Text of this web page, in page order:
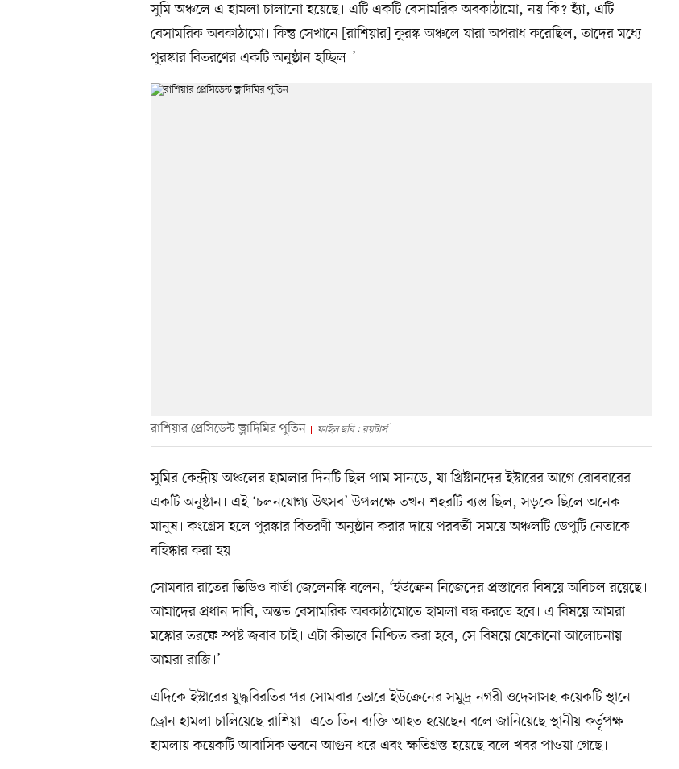
সুমি অঞ্চলে এ হামলা চালানো হয়েছে। এটি একটি বেসামরিক অবকাঠামো, নয় কি? হ্যাঁ, এটি
বেসামরিক অবকাঠামো। কিন্তু সেখানে [রাশিয়ার] কুরস্ক অঞ্চলে যারা অপরাধ করেছিল, তাদের মধ্যে
পুরস্কার বিতরণের একটি অনুষ্ঠান হচ্ছিল।’
রাশিয়ার প্রেসিডেন্ট ভ্লাদিমির পুতিন ফাইল ছবি : রয়টার্স
সুমির কেন্দ্রীয় অঞ্চলের হামলার দিনটি ছিল পাম সানডে, যা খ্রিষ্টানদের ইস্টারের আগে রোববারের
একটি অনুষ্ঠান। এই ‘চলনযোগ্য উৎসব’ উপলক্ষে তখন শহরটি ব্যস্ত ছিল, সড়কে ছিলে অনেক
মানুষ। কংগ্রেস হলে পুরস্কার বিতরণী অনুষ্ঠান করার দায়ে পরবর্তী সময়ে অঞ্চলটি ডেপুটি নেতাকে
বহিষ্কার করা হয়।
সোমবার রাতের ভিডিও বার্তা জেলেনস্কি বলেন, ‘ইউক্রেন নিজেদের প্রস্তাবের বিষয়ে অবিচল রয়েছে।
আমাদের প্রধান দাবি, অন্তত বেসামরিক অবকাঠামোতে হামলা বন্ধ করতে হবে। এ বিষয়ে আমরা
মস্কোর তরফে স্পষ্ট জবাব চাই। এটা কীভাবে নিশ্চিত করা হবে, সে বিষয়ে যেকোনো আলোচনায়
আমরা রাজি।’
এদিকে ইস্টারের যুদ্ধবিরতির পর সোমবার ভোরে ইউক্রেনের সমুদ্র নগরী ওদেসাসহ কয়েকটি স্থানে
ড্রোন হামলা চালিয়েছে রাশিয়া। এতে তিন ব্যক্তি আহত হয়েছেন বলে জানিয়েছে স্থানীয় কর্তৃপক্ষ।
হামলায় কয়েকটি আবাসিক ভবনে আগুন ধরে এবং ক্ষতিগ্রস্ত হয়েছে বলে খবর পাওয়া গেছে।